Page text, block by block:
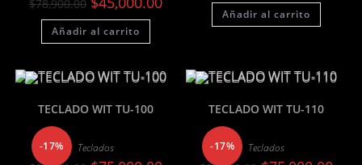
$78,900.00 precio
original
era:
$78,900.00.
precio
Añadir al carrito
original
era:
$78,900.00.
Añadir al carrito
-17%
TECLADO WIT TU-100
Teclados -17%
TECLADO WIT TU-110
Teclados